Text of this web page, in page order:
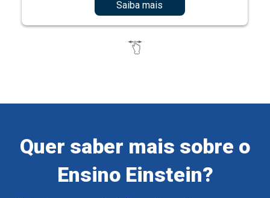
Saiba mais
Quer saber mais sobre o
Ensino Einstein?